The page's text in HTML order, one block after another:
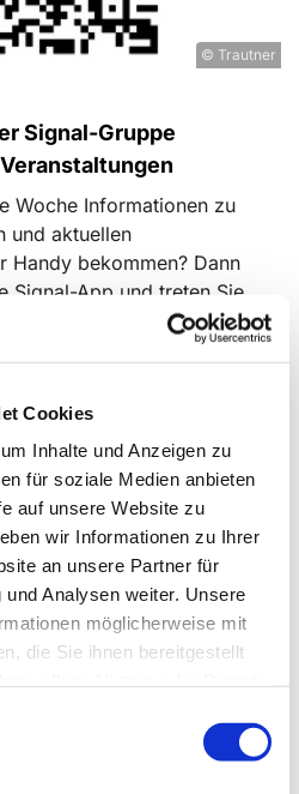
Cookies
Inhalte und Anzeigen zu
für soziale Medien anbieten
auf unsere Website zu
wir Informationen zu Ihrer
an unsere Partner für
Analysen weiter. Unsere
möglicherweise mit
die Sie ihnen bereitgestellt
© Trautner
Signal-Gruppe
Woche Informationen zu
und aktuellen
Handy bekommen? Dann
Signal-App und treten Sie
bei. Scannen Sie dazu
Smartphone. Sie werden
Sie bitte im
Sie auch